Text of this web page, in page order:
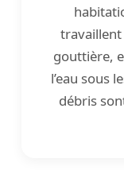
travaillent
gouttière,
l’eau sous
débris